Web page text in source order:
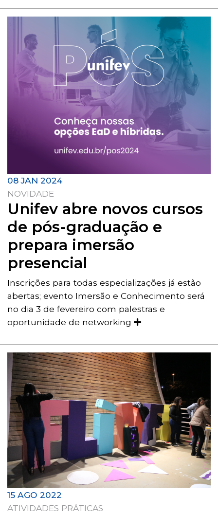
08 JAN 2024
NOVIDADE
Unifev abre novos cursos
de pós-graduação e
prepara imersão
presencial
Inscrições para todas especializações já estão
abertas; evento Imersão e Conhecimento será
no dia 3 de fevereiro com palestras e
oportunidade de networking
15 AGO 2022
ATIVIDADES PRÁTICAS